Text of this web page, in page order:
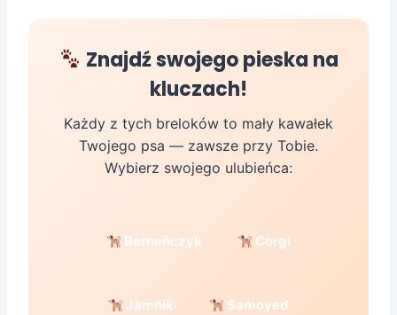
Znajdź swojego pieska na
kluczach!
Każdy z tych breloków to mały kawałek
Twojego psa — zawsze przy Tobie.
Wybierz swojego ulubieńca:
Berneńczyk Corgi
Jamnik Samoyed